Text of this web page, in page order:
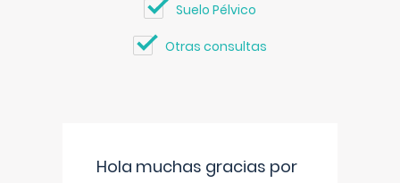
Suelo Pélvico
Otras consultas
Hola muchas gracias por